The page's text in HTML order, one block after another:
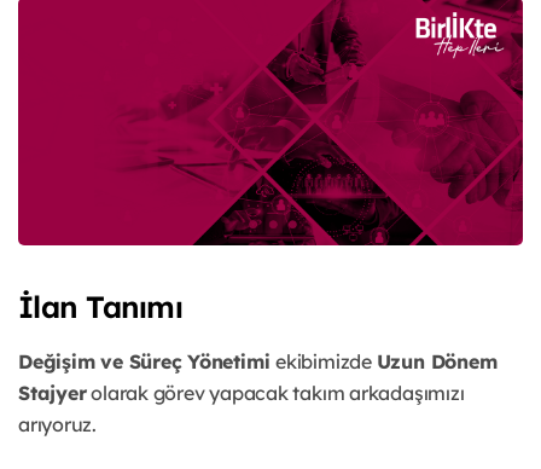
İlan Tanımı
Değişim ve Süreç Yönetimiekibimizde Uzun Dönem
Stajyerolarak görev yapacak takım arkadaşımızı
arıyoruz.